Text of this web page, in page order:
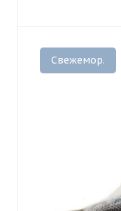
Свежемор.